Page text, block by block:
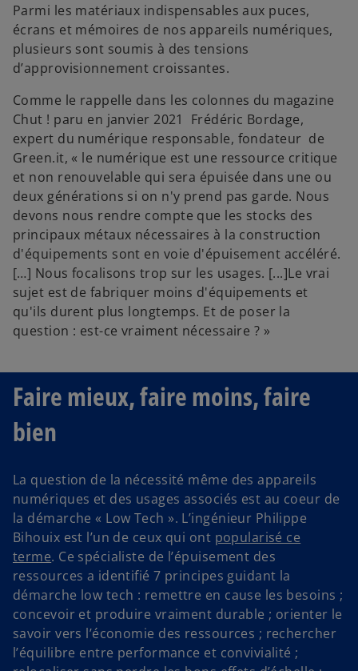
Parmi les matériaux indispensables aux puces,
écrans et mémoires de nos appareils numériques,
plusieurs sont soumis à des tensions
d’approvisionnement croissantes.
Comme le rappelle dans les colonnes du magazine
Chut ! paru en janvier 2021 Frédéric Bordage,
expert du numérique responsable, fondateur de
Green.it, « le numérique est une ressource critique
et non renouvelable qui sera épuisée dans une ou
deux générations si on n'y prend pas garde. Nous
devons nous rendre compte que les stocks des
principaux métaux nécessaires à la construction
d'équipements sont en voie d'épuisement accéléré.
[…] Nous focalisons trop sur les usages. [...]Le vrai
sujet est de fabriquer moins d'équipements et
qu'ils durent plus longtemps. Et de poser la
question : est-ce vraiment nécessaire ? »
Faire mieux, faire moins, faire
bien
La question de la nécessité même des appareils
numériques et des usages associés est au coeur de
la démarche « Low Tech ». L’ingénieur Philippe
Bihouix est l’un de ceux qui ont popularisé ce
terme. Ce spécialiste de l’épuisement des
ressources a identifié 7 principes guidant la
démarche low tech : remettre en cause les besoins ;
concevoir et produire vraiment durable ; orienter le
savoir vers l’économie des ressources ; rechercher
l’équilibre entre performance et convivialité ;